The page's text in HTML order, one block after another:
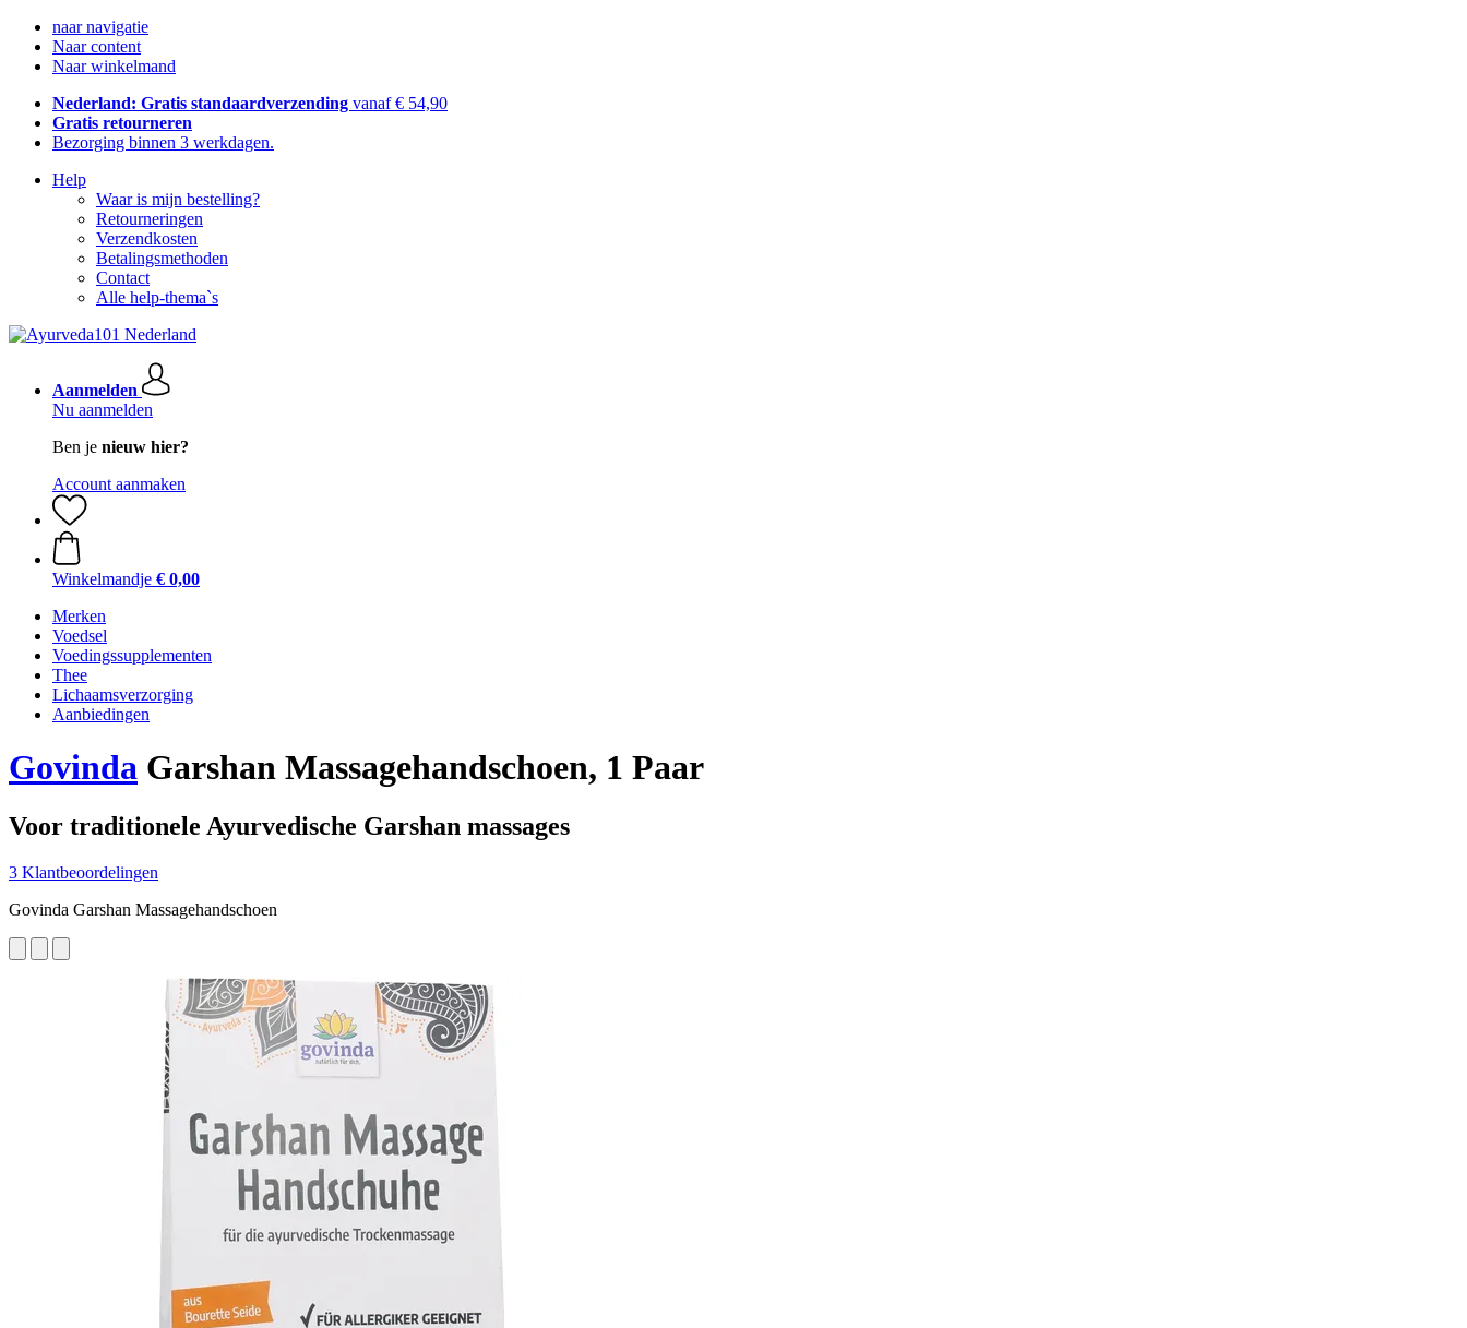
naar navigatie
Naar content
Naar winkelmand
Nederland: Gratis standaardverzending vanaf € 54,90
Gratis retourneren
Bezorging binnen 3 werkdagen.
Help
Waar is mijn bestelling?
Retourneringen
Verzendkosten
Betalingsmethoden
Contact
Alle help-thema`s
Aanmelden
Nu aanmelden
Ben je nieuw hier?
Account aanmaken
Winkelmandje € 0,00
Merken
Voedsel
Voedingssupplementen
Thee
Lichaamsverzorging
Aanbiedingen
Govinda Garshan Massagehandschoen, 1 Paar
Voor traditionele Ayurvedische Garshan massages
3 Klantbeoordelingen
Govinda Garshan Massagehandschoen